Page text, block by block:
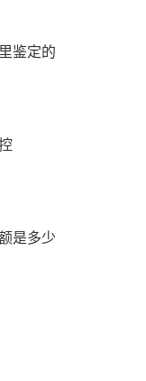
鉴定的
是多少